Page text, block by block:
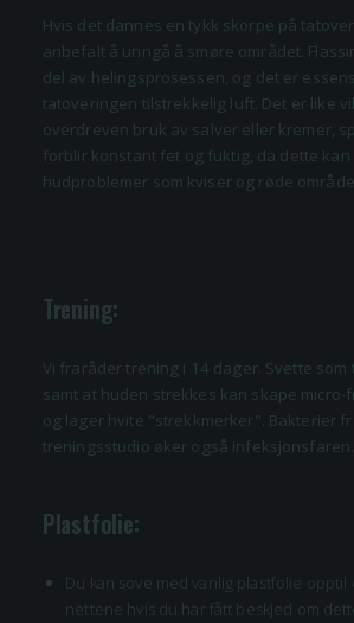
Hvis det dannes en tykk skorpe på
anbefalt å unngå å smøre området.
del av helingsprosessen, og det er
tatoveringen tilstrekkelig luft. Det er like
overdreven bruk av salver eller kremer,
forblir konstant fet og fuktig, da dette kan
hudproblemer som kviser og røde
Trening:
Vi fraråder trening i 14 dager. Svette som
samt at huden strekkes kan skape
og lager hvite "strekkmerker". Bakterier
treningsstudio øker også infeksjonsfaren.
Plastfolie:
Du kan sove med vanlig plastfolie
nettene hvis du har fått beskjed om